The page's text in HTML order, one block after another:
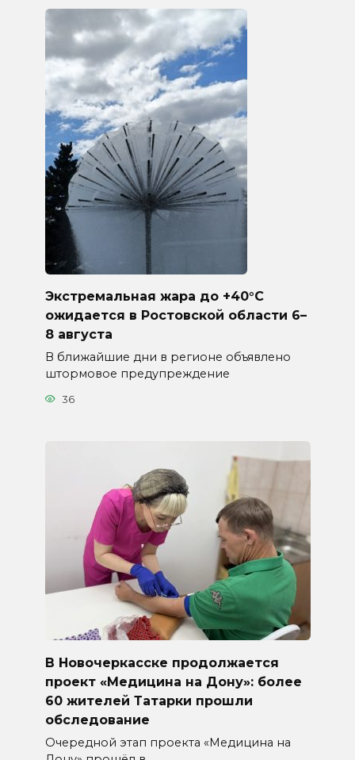
Экстремальная жара до +40°C
ожидается в Ростовской области 6–
8 августа
В ближайшие дни в регионе объявлено
штормовое предупреждение
36
В Новочеркасске продолжается
проект «Медицина на Дону»: более
60 жителей Татарки прошли
обследование
Очередной этап проекта «Медицина на